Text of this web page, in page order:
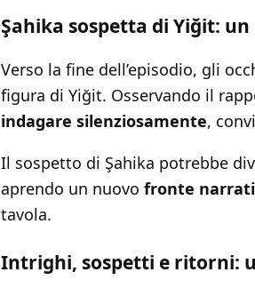
Şahika sospetta di Yiğit:
Verso la fine dell’episodio, gli
figura di Yiğit. Osservando il
indagare silenziosamente,
Il sospetto di Şahika potrebbe
aprendo un nuovo fronte
tavola.
Intrighi, sospetti e ritorni: